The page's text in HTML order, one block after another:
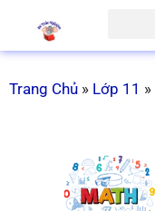
Trang Chủ » Lớp 11 »